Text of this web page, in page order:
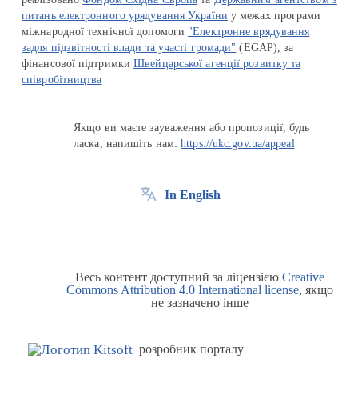
питань електронного урядування України у межах програми
міжнародної технічної допомоги "Електронне врядування
задля підзвітності влади та участі громади" (EGAP), за
фінансової підтримкиШвейцарської агенції розвитку та
співробітництва
Якщо ви маєте зауваження або пропозиції, будь
ласка, напишіть нам:https://ukc.gov.ua/appeal
In English
Весь контент доступний за ліцензією Creative
Commons Attribution 4.0 International license, якщо
не зазначено інше
розробник порталу